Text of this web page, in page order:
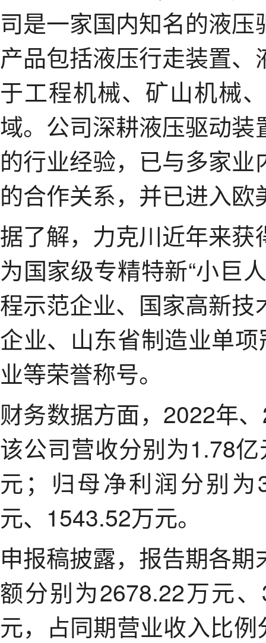
司是一家国内知名的液
产品包括液压行走装置
于工程机械、矿山机械
域。公司深耕液压驱动
的行业经验，已与多家
的合作关系，并已进入
据了解，力克川近年来
为国家级专精特新“小巨
程示范企业、国家高新
企业、山东省制造业单
业等荣誉称号。
财务数据方面，2022年
该公司营收分别为1.78
元；归母净利润分别为
元、1543.52万元。
申报稿披露，报告期各
额分别为2678.22万元
元，占同期营业收入比